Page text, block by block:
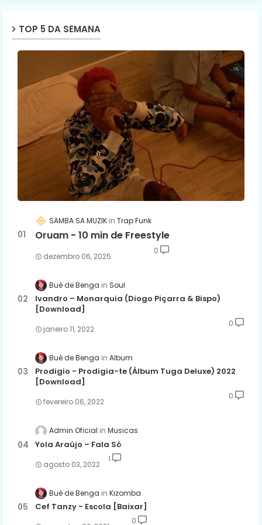
TOP 5 DA SEMANA
SAMBA SA MUZIK Trap Funk
Oruam - 10 min de Freestyle
dezembro 06, 2025
0
Bué de Benga Soul
Ivandro – Monarquia (Diogo Piçarra & Bispo)
[Download]
janeiro 11, 2022
0
Bué de Benga Album
Prodigio - Prodigia-te (Álbum Tuga Deluxe) 2022
[Download]
fevereiro 06, 2022
0
Admin Oficial Musicas
Yola Araújo – Fala Só
agosto 03, 2022
1
Bué de Benga Kizomba
Cef Tanzy - Escola [Baixar]
0